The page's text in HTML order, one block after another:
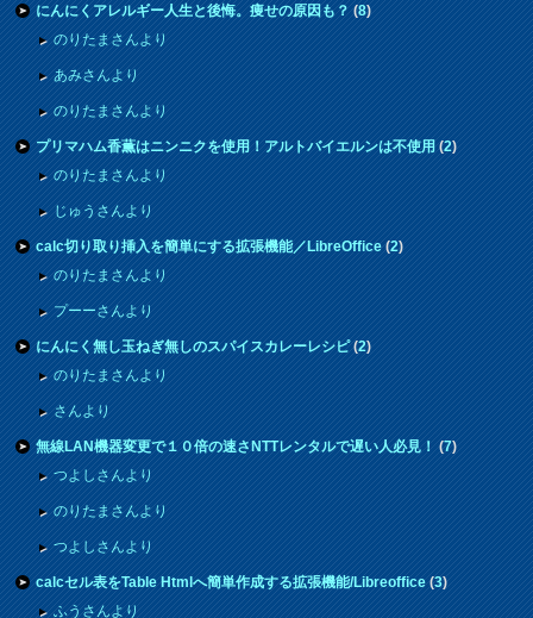
にんにくアレルギー人生と後悔。痩せの原因も？(8)
のりたまさんより
あみさんより
のりたまさんより
プリマハム香薫はニンニクを使用！アルトバイエルンは不使用(2)
のりたまさんより
じゅうさんより
calc切り取り挿入を簡単にする拡張機能／LibreOffice(2)
のりたまさんより
プーーさんより
にんにく無し玉ねぎ無しのスパイスカレーレシピ(2)
のりたまさんより
さんより
無線LAN機器変更で１０倍の速さNTTレンタルで遅い人必見！(7)
つよしさんより
のりたまさんより
つよしさんより
calcセル表をTable Htmlへ簡単作成する拡張機能/Libreoffice(3)
ふうさんより